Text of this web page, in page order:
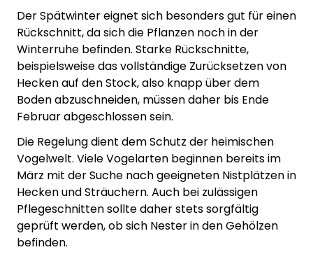
Der Spätwinter eignet sich besonders gut für einen
Rückschnitt, da sich die Pflanzen noch in der
Winterruhe befinden. Starke Rückschnitte,
beispielsweise das vollständige Zurücksetzen von
Hecken auf den Stock, also knapp über dem
Boden abzuschneiden, müssen daher bis Ende
Februar abgeschlossen sein.
Die Regelung dient dem Schutz der heimischen
Vogelwelt. Viele Vogelarten beginnen bereits im
März mit der Suche nach geeigneten Nistplätzen in
Hecken und Sträuchern. Auch bei zulässigen
Pflegeschnitten sollte daher stets sorgfältig
geprüft werden, ob sich Nester in den Gehölzen
befinden.